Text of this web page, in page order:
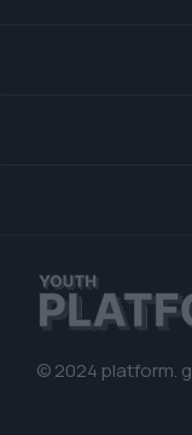
© 2024 platform.